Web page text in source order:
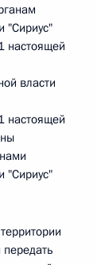
"Сириус"
настоящей
власти
настоящей
"Сириус"